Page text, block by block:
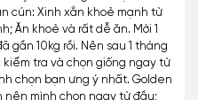
cún: Xinh xắn khoẻ mạnh từ
Ăn khoẻ và rất dễ ăn. Mới 1
gần 10kg rồi. Nên sau 1 tháng
tra và chọn giống ngay từ
chọn bạn ưng ý nhất. Golden
nên mình chọn ngay từ đầu;